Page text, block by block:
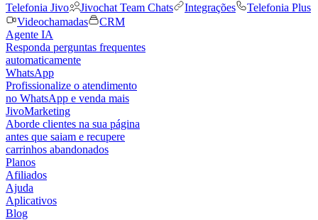
Telefonia Jivo
Jivochat Team Chats Integrações
Telefonia Plus
Videochamadas
CRM
Agente IA
Responda perguntas frequentes
automaticamente
WhatsApp
Profissionalize o atendimento
no WhatsApp e venda mais
JivoMarketing
Aborde clientes na sua página
antes que saiam e recupere
carrinhos abandonados
Planos
Afiliados
Ajuda
Aplicativos
Blog